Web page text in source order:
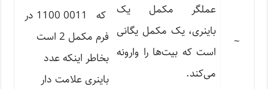
~
عملگر مکمل یک
باینری، یک مکمل یگانی
است که بیت‌ها را وارونه
می‌کند.
که 0011 1100 در
فرم مکمل 2 است
بخاطر اینکه عدد
باینری علامت دار